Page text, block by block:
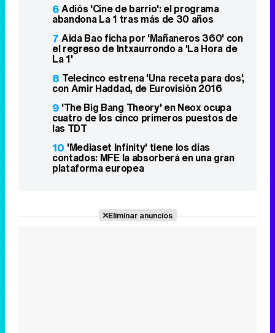
6Adiós 'Cine de barrio': el programa
abandona La 1 tras más de 30 años
7 Aida Bao ficha por 'Mañaneros 360' con
el regreso de Intxaurrondo a 'La Hora de
La 1'
8 Telecinco estrena 'Una receta para dos',
con Amir Haddad, de Eurovisión 2016
9 'The Big Bang Theory' en Neox ocupa
cuatro de los cinco primeros puestos de
las TDT
10 'Mediaset Infinity' tiene los días
contados: MFE la absorberá en una gran
plataforma europea
Eliminar anuncios